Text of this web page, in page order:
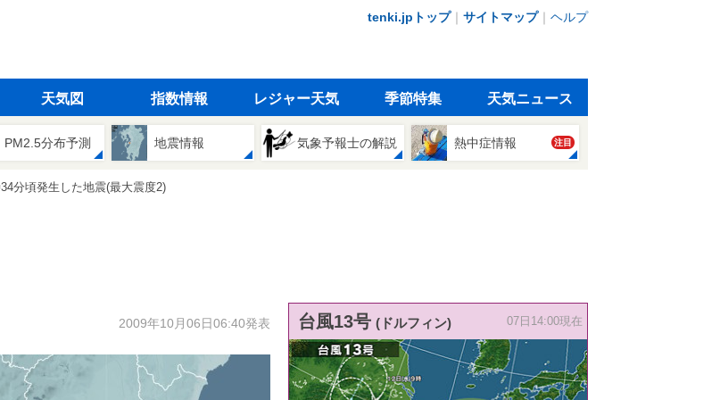
tenki.jpトップ｜ サイトマップ｜ ヘルプ
天気図 指数情報 レジャー天気 季節特集 天気ニュース
PM2.5分布予測 地震情報 気象予報士の解説 熱中症情報 注目
分頃発生した地震(最大震度2)
2009年10月06日06:40発表 台風13号 (ドルフィン) 07日14:00現在